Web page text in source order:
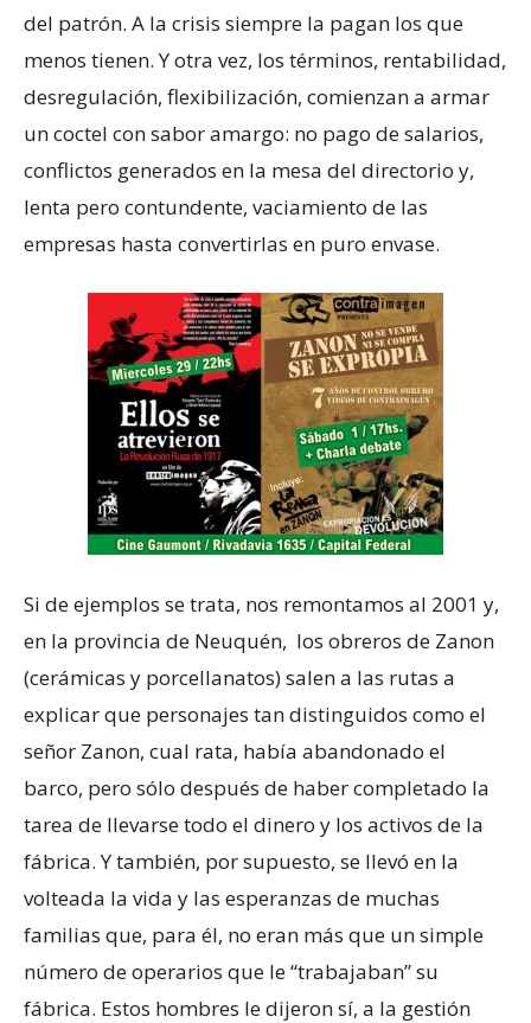
del patrón. A la crisis siempre la pagan los que
menos tienen. Y otra vez, los términos, rentabilidad,
desregulación, flexibilización, comienzan a armar
un coctel con sabor amargo: no pago de salarios,
conflictos generados en la mesa del directorio y,
lenta pero contundente, vaciamiento de las
empresas hasta convertirlas en puro envase.
Si de ejemplos se trata, nos remontamos al 2001 y,
en la provincia de Neuquén, los obreros de Zanon
(cerámicas y porcellanatos) salen a las rutas a
explicar que personajes tan distinguidos como el
señor Zanon, cual rata, había abandonado el
barco, pero sólo después de haber completado la
tarea de llevarse todo el dinero y los activos de la
fábrica. Y también, por supuesto, se llevó en la
volteada la vida y las esperanzas de muchas
familias que, para él, no eran más que un simple
número de operarios que le “trabajaban” su
fábrica. Estos hombres le dijeron sí, a la gestión